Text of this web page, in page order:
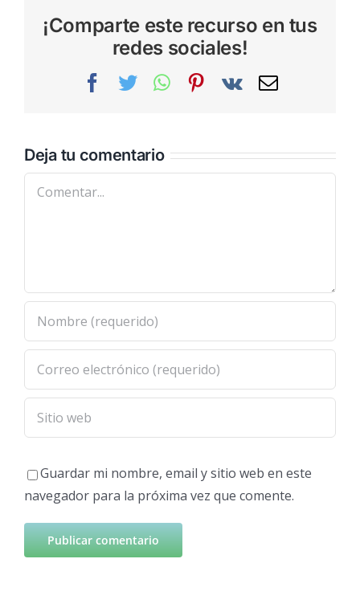
¡Comparte este recurso en tus
redes sociales!
Facebook
TwitterWhatsAppPinterest
Vk
Correo
Deja tu comentario
Comentar
Guardar mi nombre, email y sitio web en este
navegador para la próxima vez que comente.